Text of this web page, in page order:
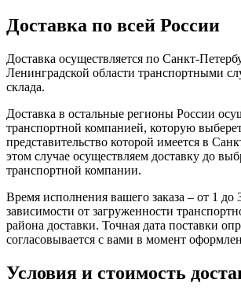
Доставка по всей России
Доставка осуществляется по Санкт-
Ленинградской области транспортными
склада.
Доставка в остальные регионы России
транспортной компанией, которую
представительство которой имеется в
этом случае осуществляем доставку до
транспортной компании.
Время исполнения вашего заказа – от 1 до
зависимости от загруженности
района доставки. Точная дата поставки
согласовывается с вами в момент
Условия и стоимость